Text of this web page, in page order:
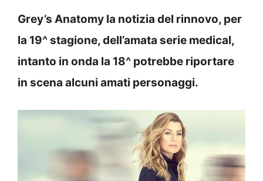
Grey’s Anatomy la notizia del rinnovo, per
la 19^ stagione, dell’amata serie medical,
intanto in onda la 18^ potrebbe riportare
in scena alcuni amati personaggi.